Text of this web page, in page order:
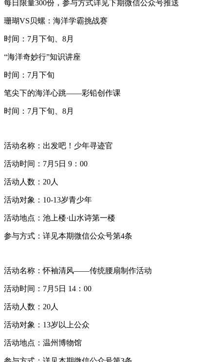
每日限量300份，参与方式详见下期微信公众号推送
珊瑚VS贝螺：海洋学霸挑战赛
时间：7月下旬、8月
“海洋奇妙行”知识讲座
时间：7月下旬
笔尖下的海洋心跳——彩铅创作课
时间：7月下旬、8月
活动名称：出发吧！少年寻迹官
活动时间：7月5日 9：00
活动人数：20人
活动对象：10-13岁青少年
活动地点：池上楼·山水诗第一楼
参与方式：详见本期微信公众号第4条
活动名称：怀袖清风——传统腰扇制作活动
活动时间：7月5日 14：00
活动人数：20人
活动对象：13岁以上公众
活动地点：温州博物馆